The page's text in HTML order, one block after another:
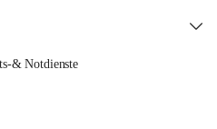
& Notdienste